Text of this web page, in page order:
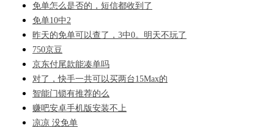
免单怎么是否的，短信都收到了
免单10中2
昨天的免单可以查了，3中0。明天不玩了
750京豆
京东付尾款能凑单吗
对了，快手一共可以买两台15Max的
智能门锁有推荐的么
赚吧安卓手机版安装不上
凉凉 没免单